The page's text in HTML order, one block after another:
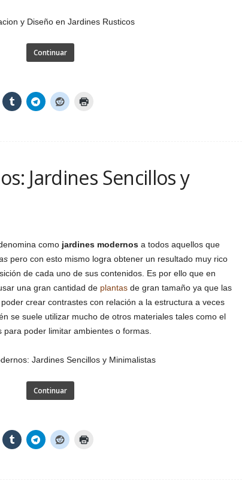
Continuar
Jardines Sencillos y
como jardines modernosa todos aquellos que
pero con esto mismo logra obtener un resultado muy rico
de cada uno de sus contenidos. Es por ello que en
una gran cantidad de plantasde gran tamaño ya que las
crear contrastes con relación a la estructura a veces
se suele utilizar mucho de otros materiales tales como el
para poder limitar ambientes o formas.
Continuar